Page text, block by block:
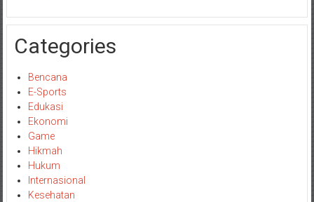
Categories
Bencana
E-Sports
Edukasi
Ekonomi
Game
Hikmah
Hukum
Internasional
Kesehatan